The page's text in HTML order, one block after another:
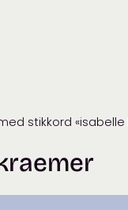
stikkord